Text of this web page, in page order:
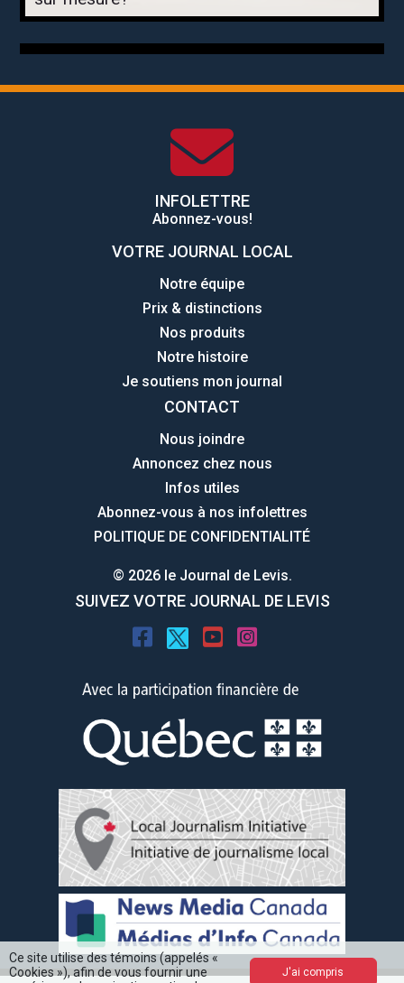
INFOLETTRE
Abonnez-vous!
VOTRE JOURNAL LOCAL
Notre équipe
Prix & distinctions
Nos produits
Notre histoire
Je soutiens mon journal
CONTACT
Nous joindre
Annoncez chez nous
Infos utiles
Abonnez-vous à nos infolettres
POLITIQUE DE CONFIDENTIALITÉ
© 2026 le Journal de Levis.
SUIVEZ VOTRE JOURNAL DE LEVIS
Ce site utilise des témoins (appelés «
Cookies »), afin de vous fournir une
J'ai compris